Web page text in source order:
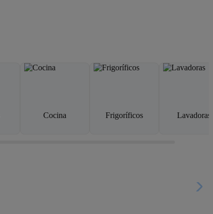
Cocina Frigoríficos Lavadoras